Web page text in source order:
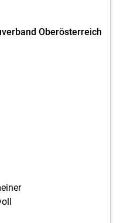
Oberösterreich